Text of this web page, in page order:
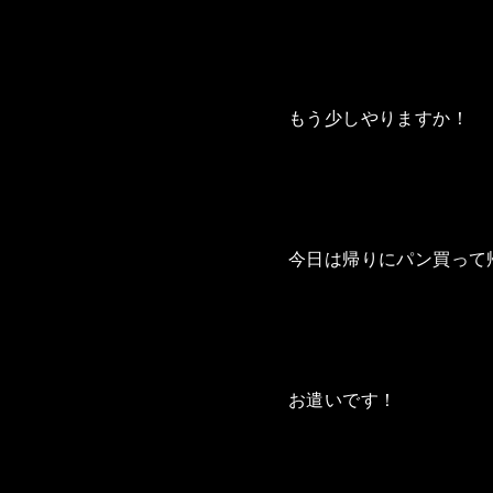
もう少しやりますか！
今日は帰りにパン買って
お遣いです！